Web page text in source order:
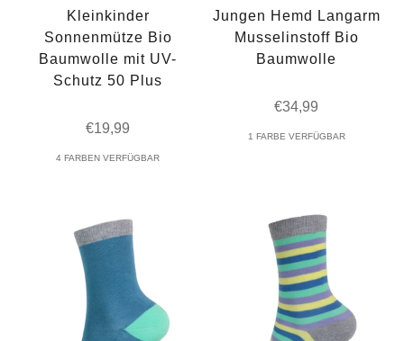
Kleinkinder
Sonnenmütze Bio
Baumwolle mit UV-
Schutz 50 Plus
Angebot
€19,99
4 FARBEN VERFÜGBAR
Jungen Hemd Langarm
Musselinstoff Bio
Baumwolle
Angebot
€34,99
1 FARBE VERFÜGBAR